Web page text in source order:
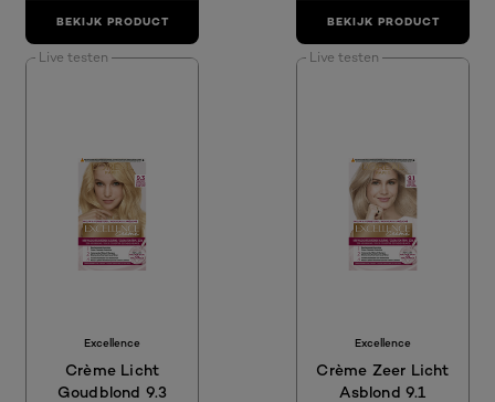
BEKIJK PRODUCT BEKIJK PRODUCT
Live testen
Excellence
Crème Licht
Goudblond 9.3
Live testen
Excellence
Crème Zeer Licht
Asblond 9.1